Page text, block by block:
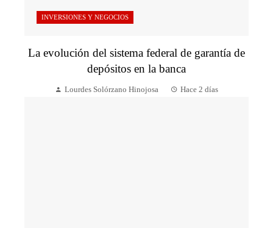
INVERSIONES Y NEGOCIOS
La evolución del sistema federal de garantía de
depósitos en la banca
Lourdes Solórzano Hinojosa Hace 2 días